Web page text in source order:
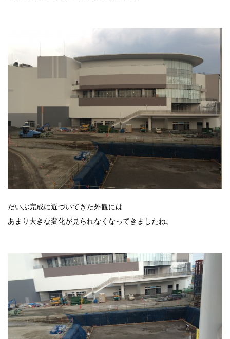
だいぶ完成に近づいてきた外観には
あまり大きな変化が見られなくなってきましたね。